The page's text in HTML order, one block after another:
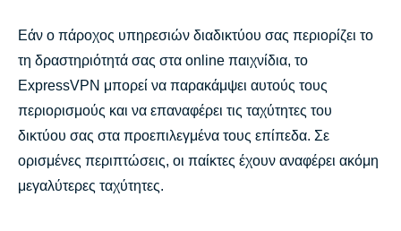
Εάν ο πάροχος υπηρεσιών διαδικτύου σας περιορίζει το
τη δραστηριότητά σας στα online παιχνίδια, το
ExpressVPN μπορεί να παρακάμψει αυτούς τους
περιορισμούς και να επαναφέρει τις ταχύτητες του
δικτύου σας στα προεπιλεγμένα τους επίπεδα. Σε
ορισμένες περιπτώσεις, οι παίκτες έχουν αναφέρει ακόμη
μεγαλύτερες ταχύτητες.